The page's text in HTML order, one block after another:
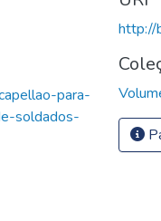
para-
soldados-
http://